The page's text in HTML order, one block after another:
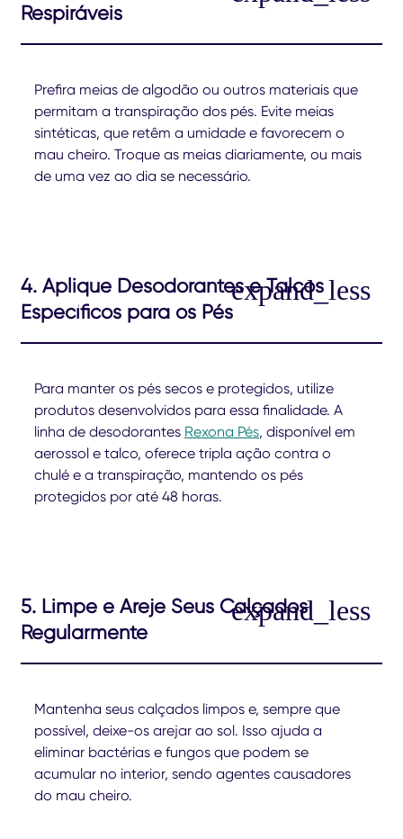
Respiráveis
Prefira meias de algodão ou outros materiais que
permitam a transpiração dos pés. Evite meias
sintéticas, que retêm a umidade e favorecem o
mau cheiro. Troque as meias diariamente, ou mais
de uma vez ao dia se necessário.
4. Aplique Desodorantes e Talcos
Específicos para os Pés
Para manter os pés secos e protegidos, utilize
produtos desenvolvidos para essa finalidade. A
linha de desodorantes Rexona Pés, disponível em
aerossol e talco, oferece tripla ação contra o
chulé e a transpiração, mantendo os pés
protegidos por até 48 horas.
5. Limpe e Areje Seus Calçados
Regularmente
Mantenha seus calçados limpos e, sempre que
possível, deixe-os arejar ao sol. Isso ajuda a
eliminar bactérias e fungos que podem se
acumular no interior, sendo agentes causadores
do mau cheiro.